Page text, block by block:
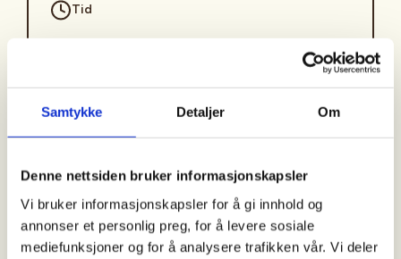
Samtykke Detaljer Om
Denne nettsiden bruker informasjonskapsler
Vi bruker informasjonskapsler for å gi innhold og
annonser et personlig preg, for å levere sosiale
mediefunksjoner og for å analysere trafikken vår. Vi deler
Tid
Arrangør
Nordre Follo Turlag
Kontaktperson